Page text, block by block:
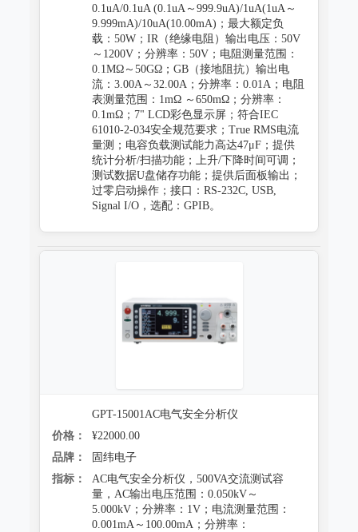
0.1uA/0.1uA (0.1uA～999.9uA)/1uA(1uA～
9.999mA)/10uA(10.00mA)；最大额定负
载：50W；IR（绝缘电阻）输出电压：50V
～1200V；分辨率：50V；电阻测量范围：
0.1MΩ～50GΩ；GB（接地阻抗）输出电
流：3.00A～32.00A；分辨率：0.01A；电阻
表测量范围：1mΩ ～650mΩ；分辨率：
0.1mΩ；7" LCD彩色显示屏；符合IEC
61010-2-034安全规范要求；True RMS电流
量测；电容负载测试能力高达47μF；提供
统计分析/扫描功能；上升/下降时间可调；
测试数据U盘储存功能；提供后面板输出；
过零启动操作；接口：RS-232C, USB,
Signal I/O，选配：GPIB。
GPT-15001AC电气安全分析仪
价格：
¥22000.00
品牌：
固纬电子
指标：
AC电气安全分析仪，500VA交流测试容
量，AC输出电压范围：0.050kV～
5.000kV；分辨率：1V；电流测量范围：
0.001mA～100.00mA；分辨率：